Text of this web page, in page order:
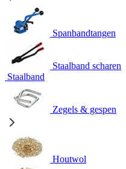
Spanbandtangen
Staalband scharen
Staalband
Zegels & gespen
Houtwol